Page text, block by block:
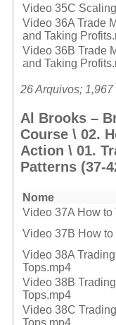
Video 35C
Video 36A Trade
and Taking
Video 36B Trade
and Taking
26 Arquivos; 1,967
Al Brooks –
Course \ 02.
Action \ 01.
Patterns (37-
Nome
Video 37A How to
Video 37B How to
Video 38A
Tops.mp4
Video 38B
Tops.mp4
Video 38C
Tops.mp4